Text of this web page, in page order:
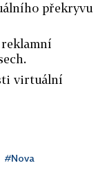
překryvu
reklamní
virtuální
#Nova